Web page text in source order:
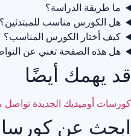
ما طريقة الدراسة؟
هل الكورس مناسب للمبتدئين؟
كيف أختار الكورس المناسب؟
هل هذه الصفحة تغني عن
قد يهمك أيضًا
كورسات أوميديك الجديدة تواصل
ابحث عن